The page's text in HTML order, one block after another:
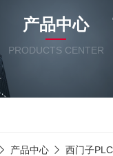
产品中心
PRODUCTS CENTER
产品中心 西门子